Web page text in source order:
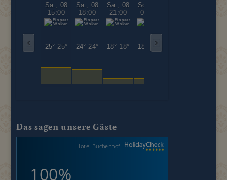
Sa., 08
15:00
25° 25°
Sa., 08
18:00
24° 24°
Sa., 08
21:00
18° 18°
So., 09
00:00
18° 18°
Das sagen unsere Gäste
Hotel Buchenhof
100%